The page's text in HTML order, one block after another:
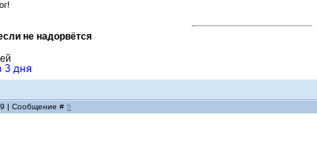
не надорвётся
| Сообщение #5